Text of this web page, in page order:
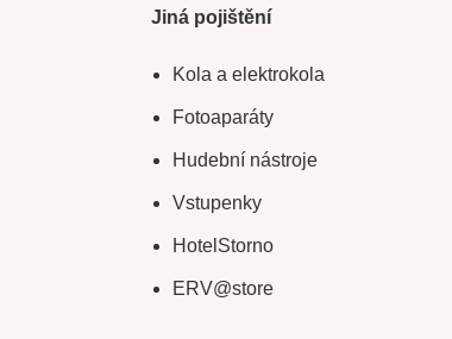
Jiná pojištění
Kola a elektrokola
Fotoaparáty
Hudební nástroje
Vstupenky
HotelStorno
ERV@store